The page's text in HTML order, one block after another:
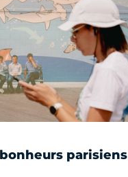
parisiens